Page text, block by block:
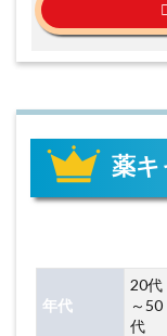
薬キ
年代
20代
～50
代